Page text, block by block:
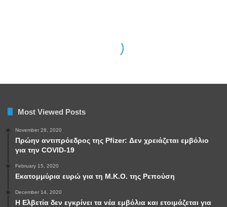
Most Viewed Posts
November 28, 2020
Πρώην αντιπρόεδρος της Pfizer: Δεν χρειάζεται εμβόλιο
για την COVID-19
February 15, 2020
Εκατομμύρια ευρώ για τη Μ.Κ.Ο. της Ρεπούση
December 14, 2020
Η Ελβετία δεν εγκρίνει τα νέα εμβόλια και ετοιμάζεται για